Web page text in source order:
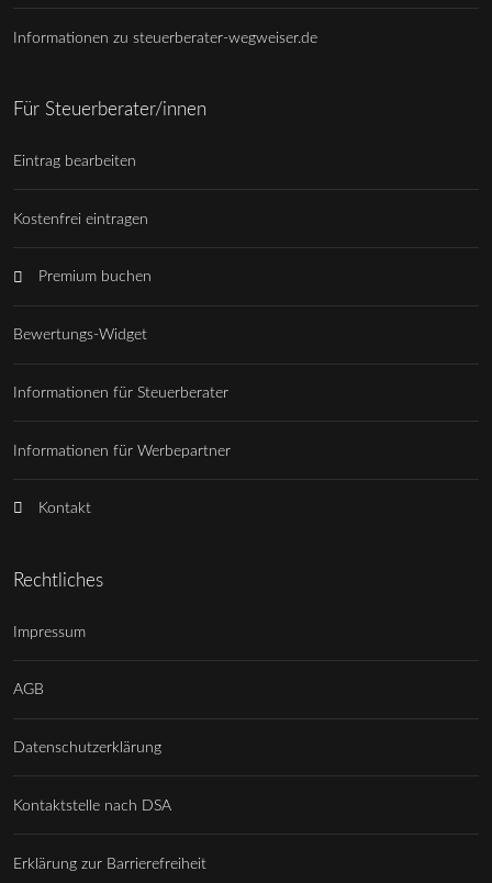
Informationen zu steuerberater-wegweiser.de
Für Steuerberater/innen
Eintrag bearbeiten
Kostenfrei eintragen
Premium buchen
Bewertungs-Widget
Informationen für Steuerberater
Informationen für Werbepartner
Kontakt
Rechtliches
Impressum
AGB
Datenschutzerklärung
Kontaktstelle nach DSA
Erklärung zur Barrierefreiheit